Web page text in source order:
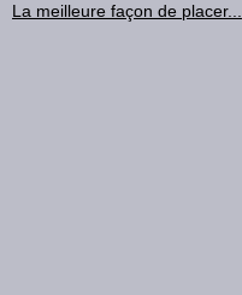
La meilleure façon de placer...